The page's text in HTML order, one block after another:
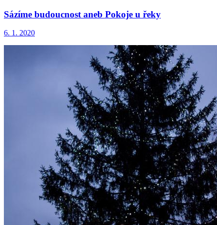
Sázíme budoucnost aneb Pokoje u řeky
6. 1. 2020